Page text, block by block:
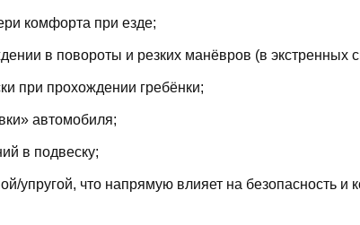
комфорта при езде;
в повороты и резких манёвров (в экстренных
при прохождении гребёнки;
автомобиля;
в подвеску;
упругой, что напрямую влияет на безопасность и